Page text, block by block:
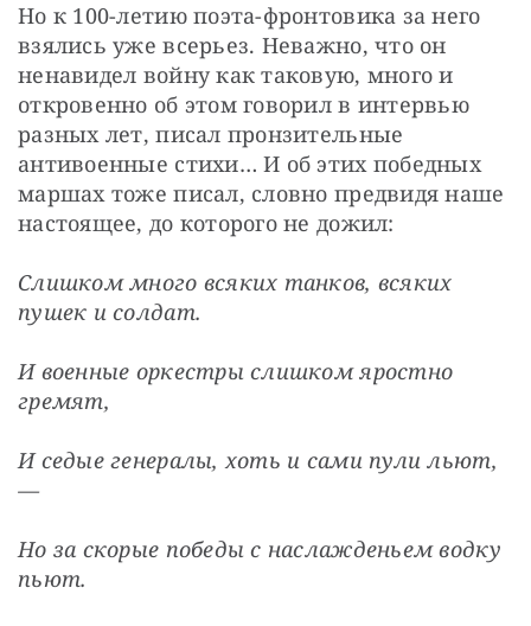
Но к 100-летию поэта-фронтовика за него
взялись уже всерьез. Неважно, что он
ненавидел войну как таковую, много и
откровенно об этом говорил в интервью
разных лет, писал пронзительные
антивоенные стихи… И об этих победных
маршах тоже писал, словно предвидя наше
настоящее, до которого не дожил:
Слишком много всяких танков, всяких
пушек и солдат.
И военные оркестры слишком яростно
гремят,
И седые генералы, хоть и сами пули льют,
—
Но за скорые победы с наслажденьем водку
пьют.